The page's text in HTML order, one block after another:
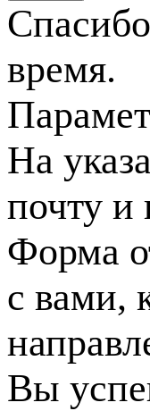
время.
На
почту и
Форма
с вами,
Вы